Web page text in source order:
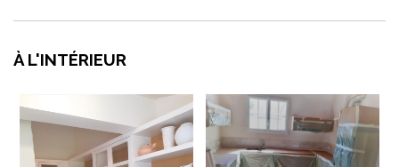
À L'INTÉRIEUR